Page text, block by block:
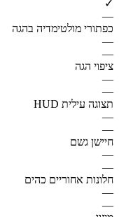
✓
—
כפתורי מולטימדיה בהגה
—
—
ציפוי הגה
—
—
תצוגה עילית HUD
—
—
חיישן גשם
—
—
חלונות אחוריים כהים
—
—